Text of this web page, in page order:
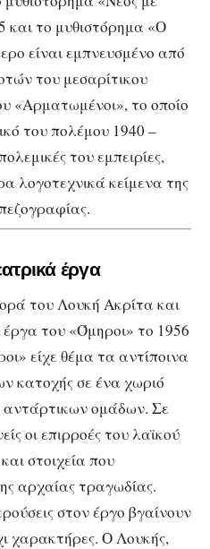
και το μυθιστόρημα «Ο
είναι εμπνευσμένο από
του μεσαρίτικου
«Αρματωμένοι», το οποίο
του πολέμου 1940 –
του εμπειρίες,
λογοτεχνικά κείμενα της
έργα
του Λουκή Ακρίτα και
του «Όμηροι» το 1956
είχε θέμα τα αντίποινα
κατοχής σε ένα χωριό
αντάρτικων ομάδων. Σε
οι επιρροές του λαϊκού
στοιχεία που
αρχαίας τραγωδίας.
στον έργο βγαίνουν
χαρακτήρες. Ο Λουκής,